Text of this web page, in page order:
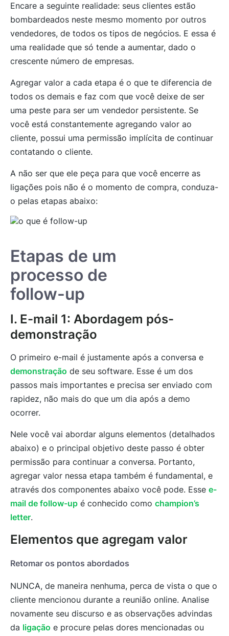
Encare a seguinte realidade: seus clientes estão
bombardeados neste mesmo momento por outros
vendedores, de todos os tipos de negócios. E essa é
uma realidade que só tende a aumentar, dado o
crescente número de empresas.
Agregar valor a cada etapa é o que te diferencia de
todos os demais e faz com que você deixe de ser
uma peste para ser um vendedor persistente. Se
você está constantemente agregando valor ao
cliente, possui uma permissão implícita de continuar
contatando o cliente.
A não ser que ele peça para que você encerre as
ligações pois não é o momento de compra, conduza-
o pelas etapas abaixo:
Etapas de um
processo de
follow-up
I. E-mail 1: Abordagem pós-
demonstração
O primeiro e-mail é justamente após a conversa e
demonstração de seu software. Esse é um dos
passos mais importantes e precisa ser enviado com
rapidez, não mais do que um dia após a demo
ocorrer.
Nele você vai abordar alguns elementos (detalhados
abaixo) e o principal objetivo deste passo é obter
permissão para continuar a conversa. Portanto,
agregar valor nessa etapa também é fundamental, e
através dos componentes abaixo você pode. Esse e-
mail de follow-up é conhecido como champion’s
letter.
Elementos que agregam valor
Retomar os pontos abordados
NUNCA, de maneira nenhuma, perca de vista o que o
cliente mencionou durante a reunião online. Analise
novamente seu discurso e as observações advindas
da ligação e procure pelas dores mencionadas ou